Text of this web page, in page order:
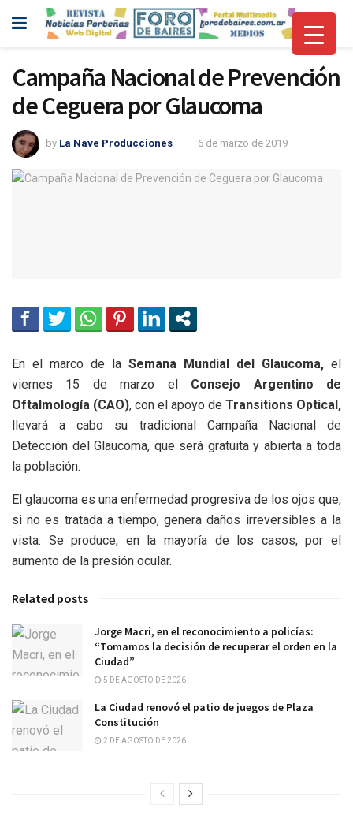
Campaña Nacional de Prevención
de Ceguera por Glaucoma
by La Nave Producciones 6 de marzo de 2019
En el marco de la Semana Mundial del Glaucoma, el
viernes 15 de marzo el
Consejo Argentino de
Oftalmología (CAO), con el apoyo de Transitions Optical,
llevará a cabo su tradicional Campaña Nacional de
Detección del Glaucoma, que será gratuita y abierta a toda
la población.
El glaucoma es una enfermedad progresiva de los ojos que,
si no es tratada a tiempo, genera daños irreversibles a la
vista. Se produce, en la mayoría de los casos, por el
aumento de la presión ocular.
Related posts
Jorge Macri, en el reconocimiento a policías:
“Tomamos la decisión de recuperar el orden en la
Ciudad”
5 DE AGOSTO DE 2026
La Ciudad renovó el patio de juegos de Plaza
Constitución
2 DE AGOSTO DE 2026